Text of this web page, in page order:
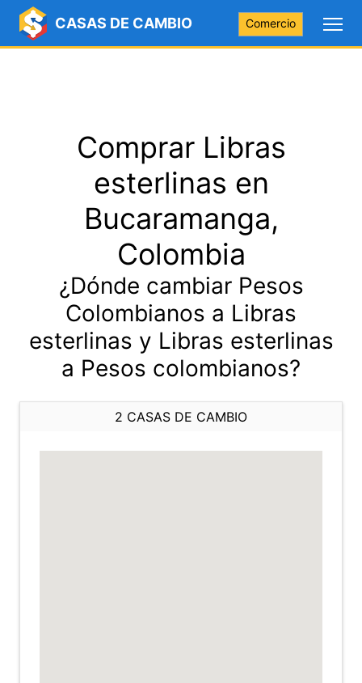
CASAS DE CAMBIO Comercio
Comprar Libras
esterlinas en
Bucaramanga,
Colombia
¿Dónde cambiar Pesos
Colombianos a Libras
esterlinas y Libras esterlinas
a Pesos colombianos?
2 CASAS DE CAMBIO